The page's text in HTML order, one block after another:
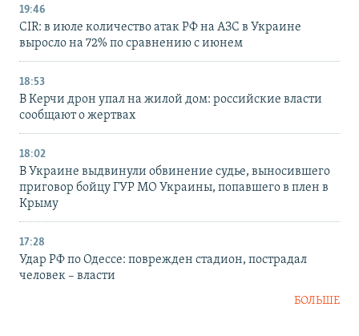
19:46
CIR: в июле количество атак РФ на АЗС в Украине
выросло на 72% по сравнению с июнем
18:53
В Керчи дрон упал на жилой дом: российские власти
сообщают о жертвах
18:02
В Украине выдвинули обвинение судье, выносившего
приговор бойцу ГУР МО Украины, попавшего в плен в
Крыму
17:28
Удар РФ по Одессе: поврежден стадион, пострадал
человек – власти
БОЛЬШЕ